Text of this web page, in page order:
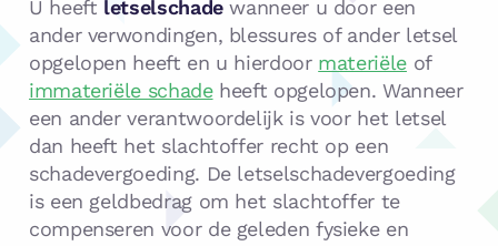
U heeft letselschadewanneer u door een
ander verwondingen, blessures of ander letsel
opgelopen heeft en u hierdoor materiëleof
immateriële schadeheeft opgelopen. Wanneer
een ander verantwoordelijk is voor het letsel
dan heeft het slachtoffer recht op een
schadevergoeding. De letselschadevergoeding
is een geldbedrag om het slachtoffer te
compenseren voor de geleden fysieke en